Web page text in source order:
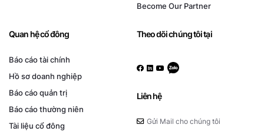
Become Our Partner
Quan hệ cổ đông
Báo cáo tài chính
Hồ sơ doanh nghiệp
Báo cáo quản trị
Báo cáo thường niên
Tài liệu cổ đông
Theo dõi chúng tôi tại
Liên hệ
Gửi Mail cho chúng tôi